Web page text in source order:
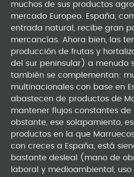
muchos de sus productos
mercado Europeo. España,
entrada natural, recibe gran
mercancías. Ahora bien, las
producción de frutas y
del sur peninsular) a menudo
también se complementan:
multinacionales con base en
abastecen de productos de
mantener flujos constantes de
obstante, ese solapamiento,
productos en la que
con creces a España, está
bastante desleal (mano de
laboral y medioambiental,